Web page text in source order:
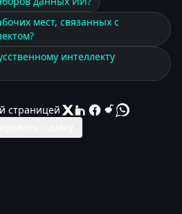
мест, связанных с
интеллекту
страницей